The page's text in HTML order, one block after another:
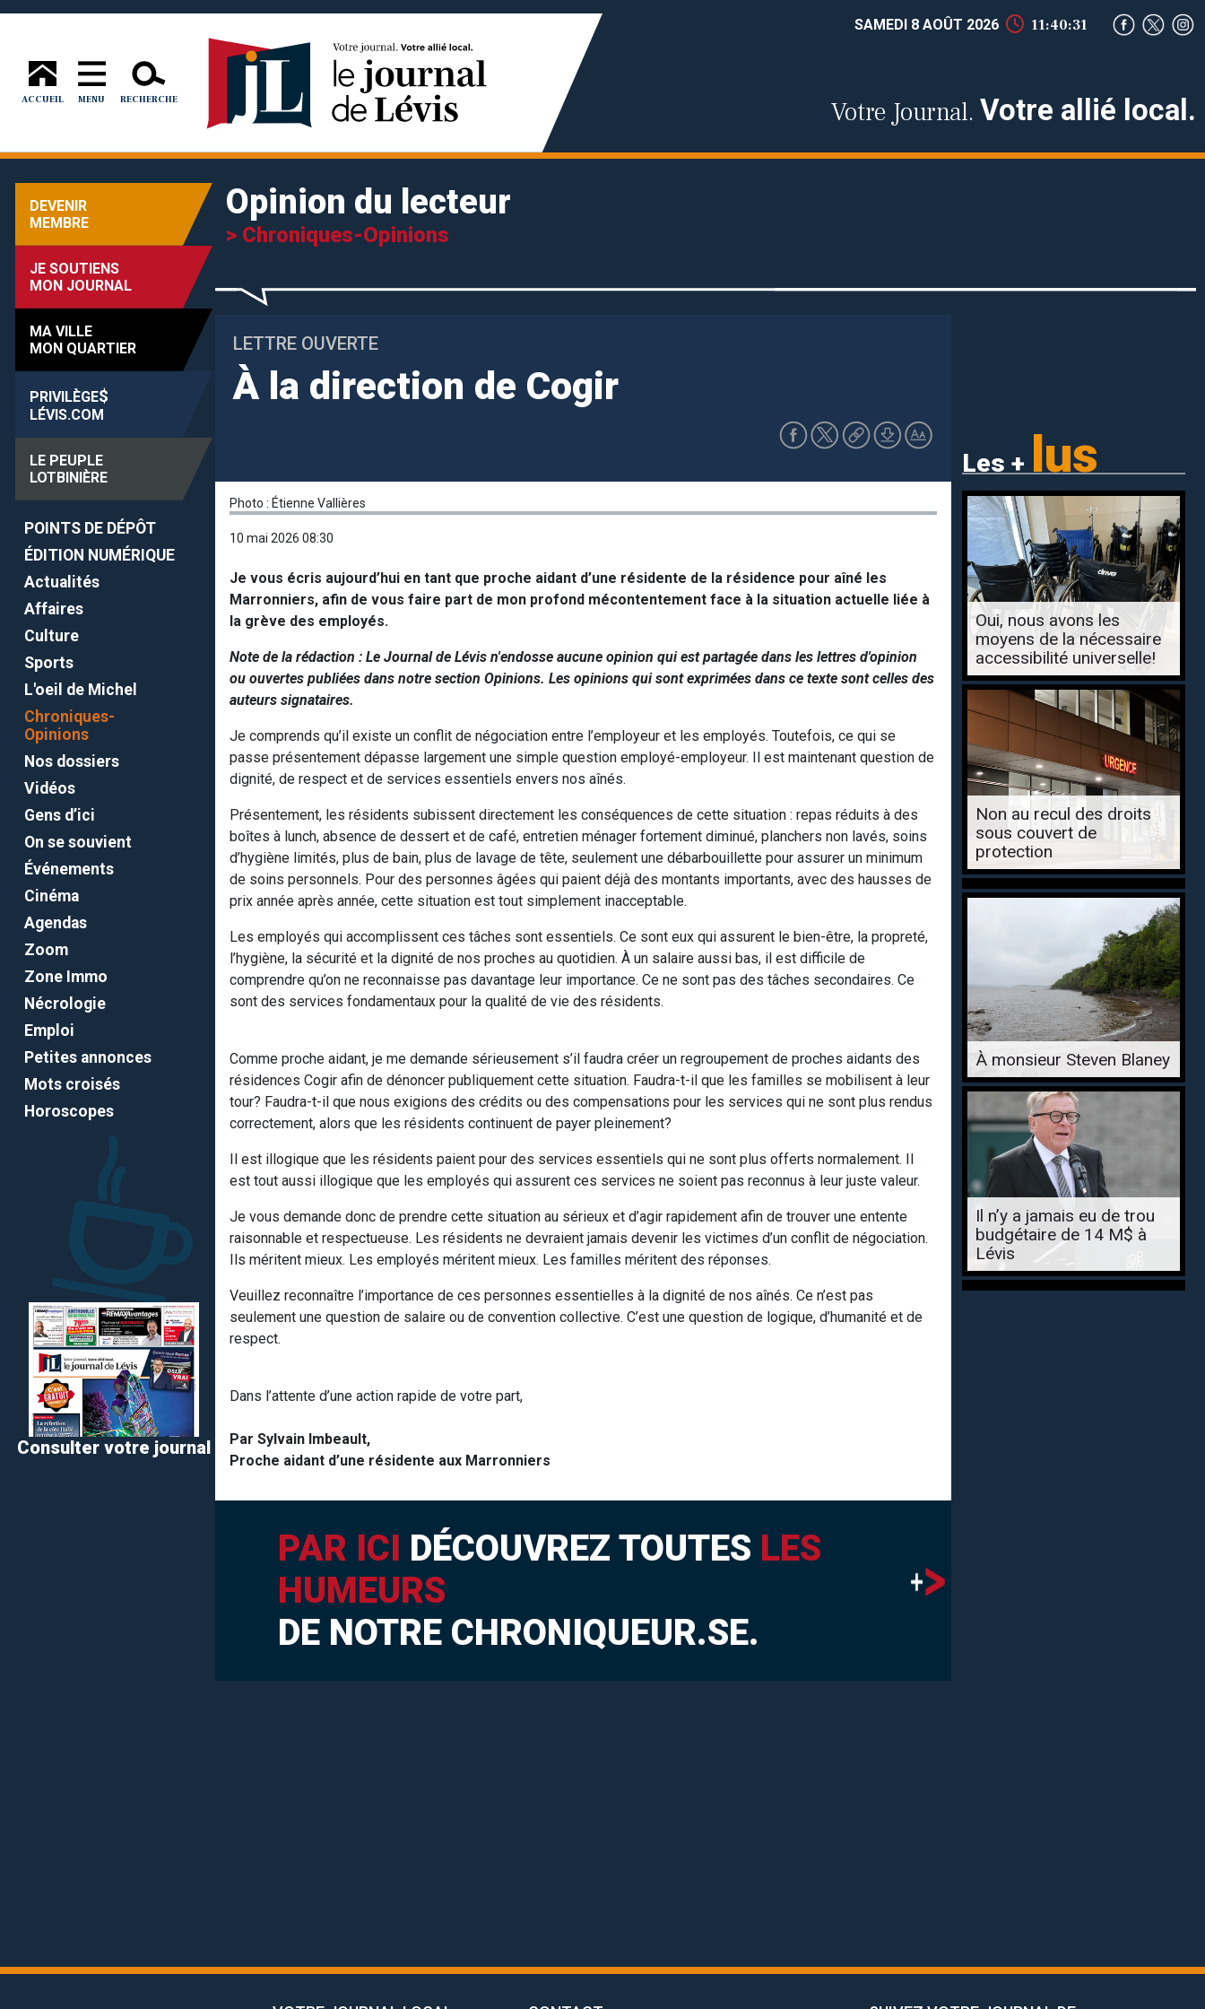
ACCUEIL MENU RECHERCHE
SAMEDI 8 AOÛT 2026 11:40:32
Votre Journal. Votre allié local.
DEVENIR
MEMBRE
JE SOUTIENS
MON JOURNAL
MA VILLE
MON QUARTIER
PRIVILÈGE$
LÉVIS.COM
LE PEUPLE
LOTBINIÈRE
POINTS DE DÉPÔT
ÉDITION NUMÉRIQUE
Actualités
Affaires
Culture
Sports
L'oeil de Michel
Chroniques-
Opinions
Nos dossiers
Vidéos
Gens d’ici
On se souvient
Événements
Cinéma
Agendas
Zoom
Zone Immo
Nécrologie
Emploi
Petites annonces
Mots croisés
Horoscopes
Consulter votre journal
Opinion du lecteur
> Chroniques-Opinions
LETTRE OUVERTE
À la direction de Cogir
Les + lus
Photo : Étienne Vallières
10 mai 2026 08:30
Je vous écris aujourd’hui en tant que proche aidant d’une résidente de la résidence pour aîné les
Marronniers, afin de vous faire part de mon profond mécontentement face à la situation actuelle liée à
la grève des employés.
Note de la rédaction : Le Journal de Lévis n'endosse aucune opinion qui est partagée dans les lettres d'opinion
ou ouvertes publiées dans notre section Opinions. Les opinions qui sont exprimées dans ce texte sont celles des
auteurs signataires.
Je comprends qu’il existe un conflit de négociation entre l’employeur et les employés. Toutefois, ce qui se
passe présentement dépasse largement une simple question employé-employeur. Il est maintenant question de
dignité, de respect et de services essentiels envers nos aînés.
Présentement, les résidents subissent directement les conséquences de cette situation : repas réduits à des
boîtes à lunch, absence de dessert et de café, entretien ménager fortement diminué, planchers non lavés, soins
d’hygiène limités, plus de bain, plus de lavage de tête, seulement une débarbouillette pour assurer un minimum
de soins personnels. Pour des personnes âgées qui paient déjà des montants importants, avec des hausses de
prix année après année, cette situation est tout simplement inacceptable.
Les employés qui accomplissent ces tâches sont essentiels. Ce sont eux qui assurent le bien-être, la propreté,
l’hygiène, la sécurité et la dignité de nos proches au quotidien. À un salaire aussi bas, il est difficile de
comprendre qu’on ne reconnaisse pas davantage leur importance. Ce ne sont pas des tâches secondaires. Ce
sont des services fondamentaux pour la qualité de vie des résidents.
Comme proche aidant, je me demande sérieusement s’il faudra créer un regroupement de proches aidants des
résidences Cogir afin de dénoncer publiquement cette situation. Faudra-t-il que les familles se mobilisent à leur
tour? Faudra-t-il que nous exigions des crédits ou des compensations pour les services qui ne sont plus rendus
correctement, alors que les résidents continuent de payer pleinement?
Il est illogique que les résidents paient pour des services essentiels qui ne sont plus offerts normalement. Il
est tout aussi illogique que les employés qui assurent ces services ne soient pas reconnus à leur juste valeur.
Je vous demande donc de prendre cette situation au sérieux et d’agir rapidement afin de trouver une entente
raisonnable et respectueuse. Les résidents ne devraient jamais devenir les victimes d’un conflit de négociation.
Ils méritent mieux. Les employés méritent mieux. Les familles méritent des réponses.
Veuillez reconnaître l’importance de ces personnes essentielles à la dignité de nos aînés. Ce n’est pas
seulement une question de salaire ou de convention collective. C’est une question de logique, d’humanité et de
respect.
Dans l’attente d’une action rapide de votre part,
Par Sylvain Imbeault,
Proche aidant d’une résidente aux Marronniers
PAR ICI DÉCOUVREZ TOUTES LES
HUMEURS
DE NOTRE CHRONIQUEUR.SE.
Oui, nous avons les
moyens de la nécessaire
accessibilité universelle!
Non au recul des droits
sous couvert de
protection
À monsieur Steven Blaney
Il n’y a jamais eu de trou
budgétaire de 14 M$ à
Lévis